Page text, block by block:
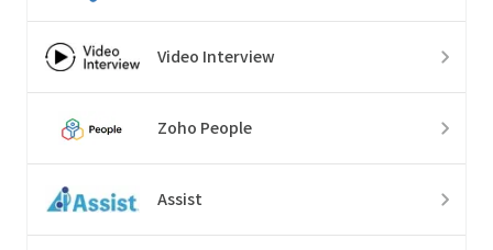
Video Interview
Zoho People
Assist